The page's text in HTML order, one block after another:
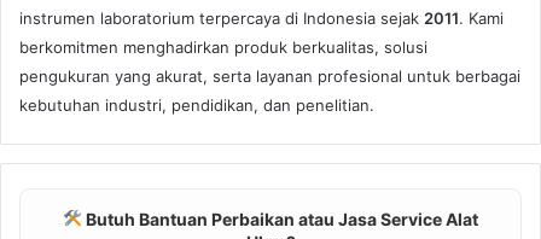
instrumen laboratorium terpercaya di Indonesia sejak 2011. Kami
berkomitmen menghadirkan produk berkualitas, solusi
pengukuran yang akurat, serta layanan profesional untuk berbagai
kebutuhan industri, pendidikan, dan penelitian.
Butuh Bantuan Perbaikan atau Jasa Service Alat